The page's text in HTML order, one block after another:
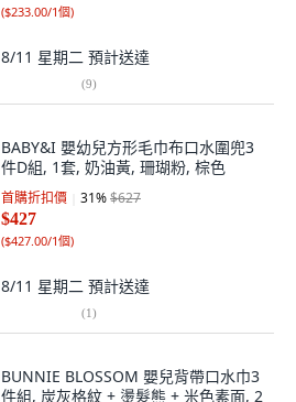
($233.00/1個)
8/11 星期二 預計送達
(9)
BABY&I 嬰幼兒方形毛巾布口水圍兜3
件D組, 1套, 奶油黃, 珊瑚粉, 棕色
首購折扣價 31%$627
$427
($427.00/1個)
8/11 星期二 預計送達
(1)
BUNNIE BLOSSOM 嬰兒背帶口水巾3
件組, 炭灰格紋 + 燙髮熊 + 米色素面, 2